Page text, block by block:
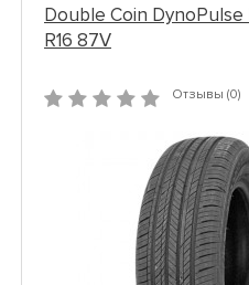
Double Coin
R16 87V
Отзывы (0)